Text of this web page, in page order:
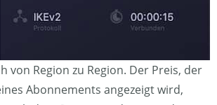
von Region zu Region. Der Preis, der
Abonnements angezeigt wird,